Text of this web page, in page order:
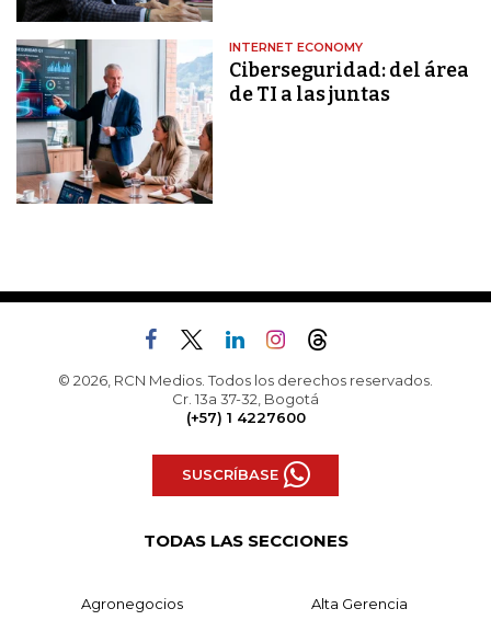
INTERNET ECONOMY
Ciberseguridad: del área
de TI a las juntas
© 2026, RCN Medios. Todos los derechos reservados.
Cr. 13a 37-32, Bogotá
(+57) 1 4227600
SUSCRÍBASE
TODAS LAS SECCIONES
Agronegocios Alta Gerencia